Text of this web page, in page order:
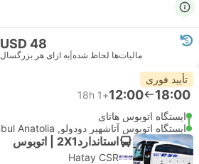
USD 48
مالیات‌ها لحاظ شده به ازای هر بزرگسال
تأیید فوری
18:00
12:00
+1
18h
ایستگاه اتوبوس هاتای
ایستگاه اتوبوس آتاشهیر دودولو, Istanbul Anatolia
استاندارد2X1 | اتوبوس
Hatay CSR